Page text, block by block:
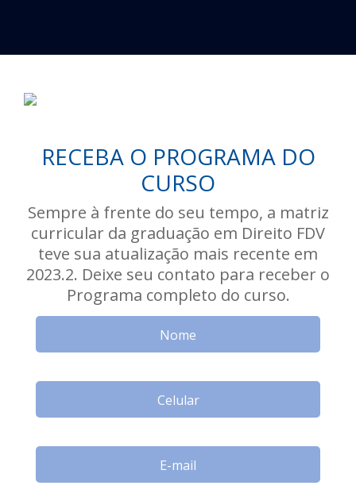
RECEBA O PROGRAMA DO
CURSO
Sempre à frente do seu tempo, a matriz
curricular da graduação em Direito FDV
teve sua atualização mais recente em
2023.2. Deixe seu contato para receber o
Programa completo do curso.